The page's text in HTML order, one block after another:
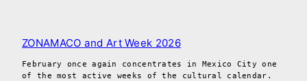
ZONAMACO and Art Week 2026
February once again concentrates in Mexico City one
of the most active weeks of the cultural calendar.